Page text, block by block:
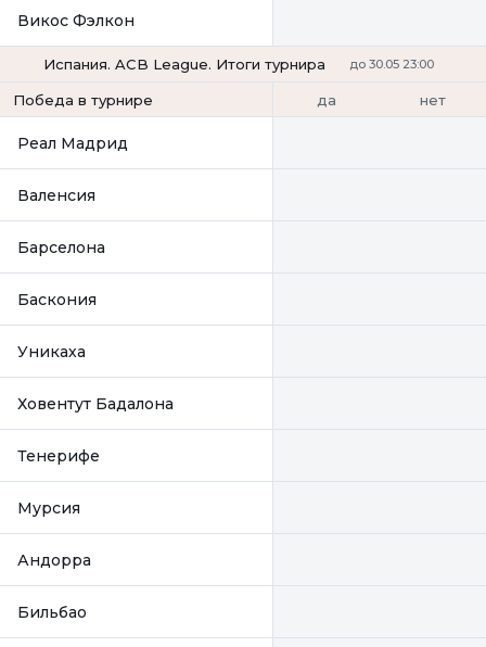
Викос Фэлкон
Испания. ACB League. Итоги турнира до 30.05 23:00
Победа в турнире да нет
Реал Мадрид
Валенсия
Барселона
Баскония
Уникаха
Ховентут Бадалона
Тенерифе
Мурсия
Андорра
Бильбао